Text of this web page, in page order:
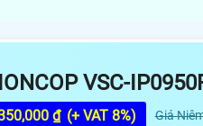
VSC-
₫ (+ VAT 8%) Giá